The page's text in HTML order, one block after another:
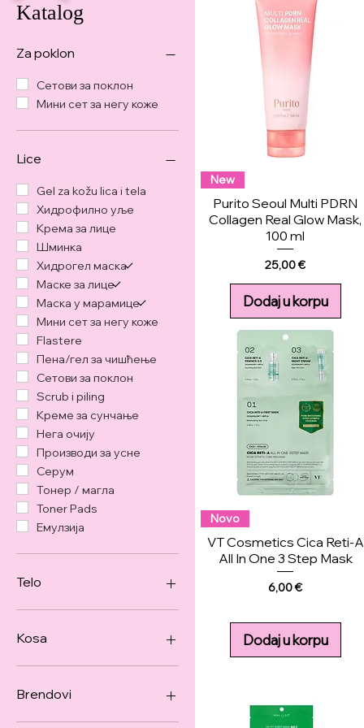
Katalog
Za poklon
Сетови за поклон
Мини сет за негу коже
Lice
Gel za kožu lica i tela
Хидрофилно уље
Крема за лице
Шминка
Хидрогел маска
Маске за лице
Маска у марамице
Мини сет за негу коже
Flastere
Пена/гел за чишћење
Сетови за поклон
Scrub i piling
Креме за сунчање
Нега очију
Производи за усне
Серум
Тонер / магла
Toner Pads
Емулзија
Telo
Gel za kožu lica i tela
Za ruke
Kosa
Производи за косу
Brendovi
New
Purito Seoul Multi PDRN
Collagen Real Glow Mask,
100 ml
Price
25,00 €
Dodaj u korpu
Novo
VT Cosmetics Cica Reti-A
All In One 3 Step Mask
Price
6,00 €
Dodaj u korpu